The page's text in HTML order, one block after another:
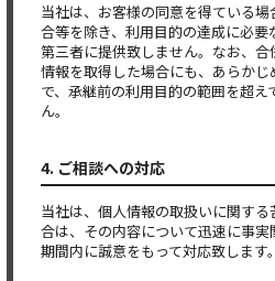
当社は、お客様の同意を得ている
合等を除き、利用目的の達成に必要
第三者に提供致しません。なお、
情報を取得した場合にも、あらか
で、承継前の利用目的の範囲を超え
ん。
4. ご相談への対応
当社は、個人情報の取扱いに関す
合は、その内容について迅速に事
期間内に誠意をもって対応致します。